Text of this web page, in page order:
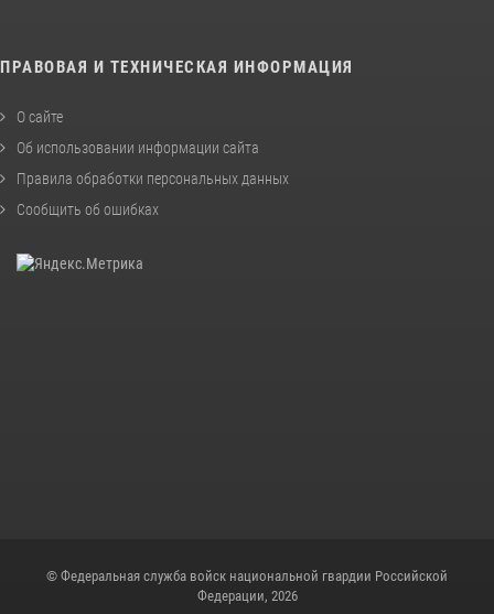
ПРАВОВАЯ И ТЕХНИЧЕСКАЯ ИНФОРМАЦИЯ
О сайте
Об использовании информации сайта
Правила обработки персональных данных
Сообщить об ошибках
© Федеральная служба войск национальной гвардии Российской
Федерации, 2026